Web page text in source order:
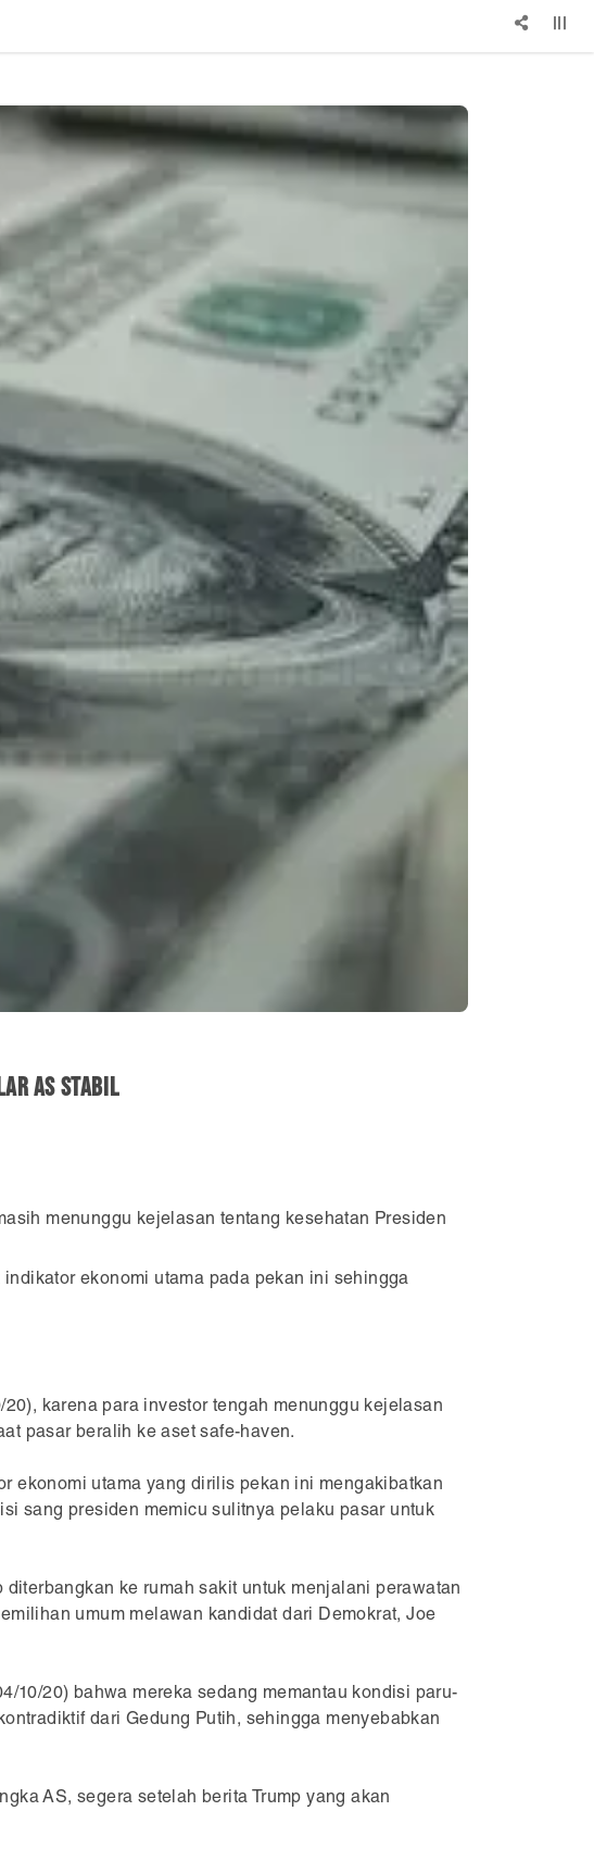
AS Stabil
menunggu kejelasan tentang kesehatan Presiden
ekonomi utama pada pekan ini sehingga
karena para investor tengah menunggu kejelasan
pasar beralih ke aset safe-haven.
ekonomi utama yang dirilis pekan ini mengakibatkan
sang presiden memicu sulitnya pelaku pasar untuk
ke rumah sakit untuk menjalani perawatan
umum melawan kandidat dari Demokrat, Joe
10/20) bahwa mereka sedang memantau kondisi paru-
dari Gedung Putih, sehingga menyebabkan
AS, segera setelah berita Trump yang akan